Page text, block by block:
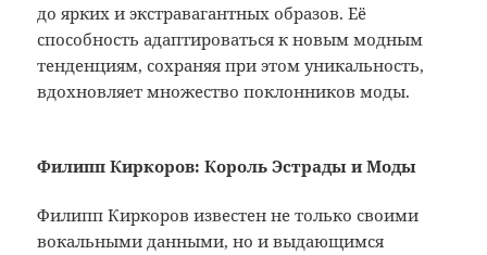
до ярких и экстравагантных образов. Её
способность адаптироваться к новым модным
тенденциям, сохраняя при этом уникальность,
вдохновляет множество поклонников моды.
Филипп Киркоров: Король Эстрады и Моды
Филипп Киркоров известен не только своими
вокальными данными, но и выдающимся